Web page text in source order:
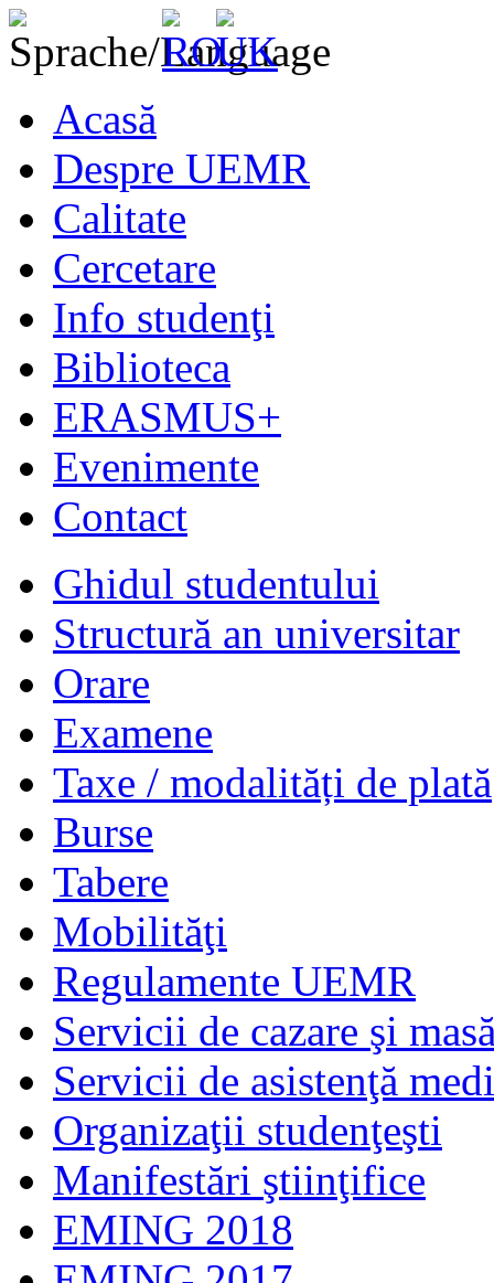
Acasă
Despre UEMR
Calitate
Cercetare
Info studenţi
Biblioteca
ERASMUS+
Evenimente
Contact
Ghidul studentului
Structură an universitar
Orare
Examene
Taxe / modalități de plată
Burse
Tabere
Mobilităţi
Regulamente UEMR
Servicii de cazare şi
Servicii de asistenţă
Organizaţii studenţeşti
Manifestări ştiinţifice
EMING 2018